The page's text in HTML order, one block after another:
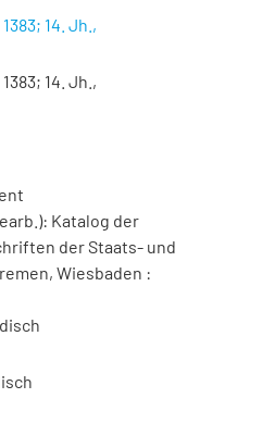
14. Jh.,
14. Jh.,
Katalog der
der Staats- und
Wiesbaden :